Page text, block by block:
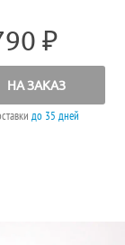
₽
НА ЗАКАЗ
до 35 дней